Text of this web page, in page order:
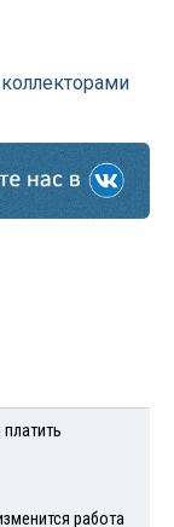
работа